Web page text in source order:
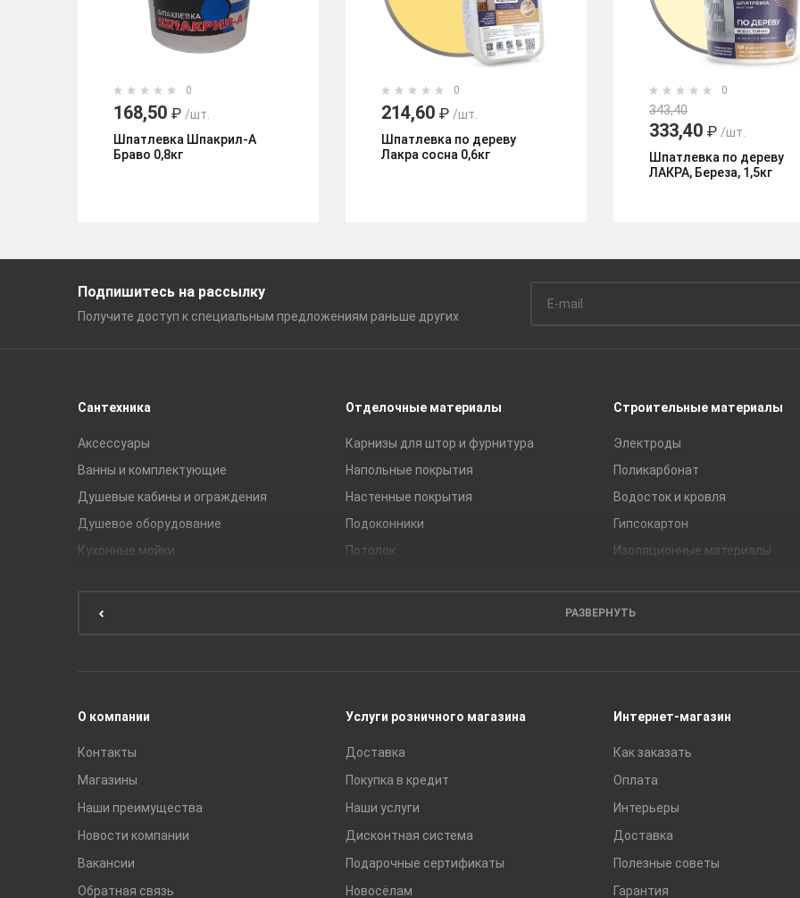
0
168,50 ₽ /шт.
Шпатлевка Шпакрил-А
Браво 0,8кг
0
214,60 ₽ /шт.
Шпатлевка по дереву
Лакра сосна 0,6кг
0
343,40
333,40 ₽ /шт.
Шпатлевка по дереву
ЛАКРА, Береза, 1,5кг
Подпишитесь на рассылку
Получите доступ к специальным предложениям раньше других
Сантехника
Аксессуары
Ванны и комплектующие
Душевые кабины и ограждения
Душевое оборудование
Кухонные мойки
Отделочные материалы
Карнизы для штор и фурнитура
Напольные покрытия
Настенные покрытия
Подоконники
Потолок
Строительные материалы
Электроды
Поликарбонат
Водосток и кровля
Гипсокартон
Изоляционные материалы
Сухие смеси
РАЗВЕРНУТЬ
О компании
Контакты
Магазины
Наши преимущества
Новости компании
Вакансии
Обратная связь
Услуги розничного магазина
Доставка
Покупка в кредит
Наши услуги
Дисконтная система
Подарочные сертификаты
Новосёлам
Интернет-магазин
Как заказать
Оплата
Интерьеры
Доставка
Полезные советы
Гарантия